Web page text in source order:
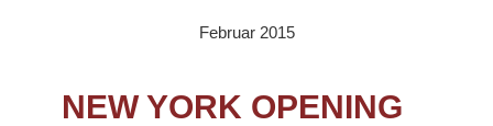
Februar 2015
NEW YORK OPENING